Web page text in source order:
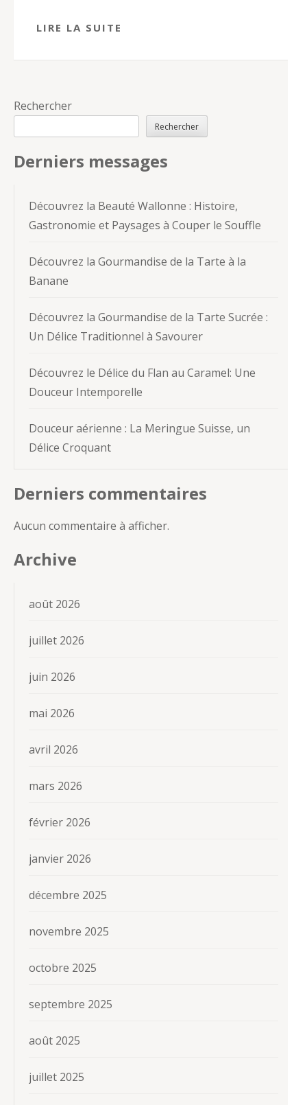
LIRE LA SUITE
Rechercher
Rechercher
Derniers messages
Découvrez la Beauté Wallonne : Histoire,
Gastronomie et Paysages à Couper le Souffle
Découvrez la Gourmandise de la Tarte à la
Banane
Découvrez la Gourmandise de la Tarte Sucrée :
Un Délice Traditionnel à Savourer
Découvrez le Délice du Flan au Caramel: Une
Douceur Intemporelle
Douceur aérienne : La Meringue Suisse, un
Délice Croquant
Derniers commentaires
Aucun commentaire à afficher.
Archive
août 2026
juillet 2026
juin 2026
mai 2026
avril 2026
mars 2026
février 2026
janvier 2026
décembre 2025
novembre 2025
octobre 2025
septembre 2025
août 2025
juillet 2025